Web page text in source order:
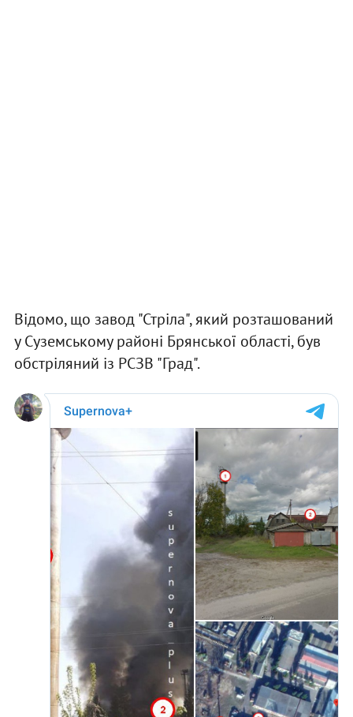
Відомо, що завод "Стріла", який розташований
у Суземському районі Брянської області, був
обстріляний із РСЗВ "Град".